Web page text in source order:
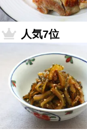
人気7位